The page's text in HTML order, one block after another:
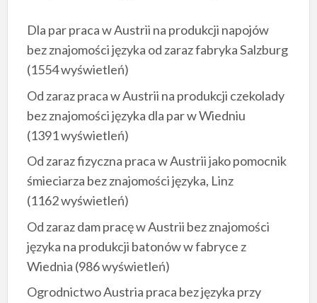
Dla par praca w Austrii na produkcji napojów
bez znajomości języka od zaraz fabryka Salzburg
(1554 wyświetleń)
Od zaraz praca w Austrii na produkcji czekolady
bez znajomości języka dla par w Wiedniu
(1391 wyświetleń)
Od zaraz fizyczna praca w Austrii jako pomocnik
śmieciarza bez znajomości języka, Linz
(1162 wyświetleń)
Od zaraz dam pracę w Austrii bez znajomości
języka na produkcji batonów w fabryce z
Wiednia (986 wyświetleń)
Ogrodnictwo Austria praca bez języka przy